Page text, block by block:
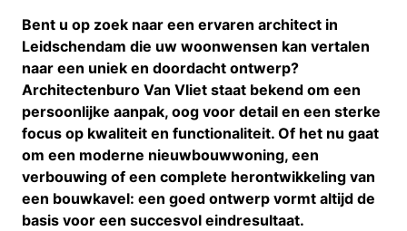
Bent u op zoek naar een ervaren architect in
Leidschendam die uw woonwensen kan vertalen
naar een uniek en doordacht ontwerp?
Architectenburo Van Vliet staat bekend om een
persoonlijke aanpak, oog voor detail en een sterke
focus op kwaliteit en functionaliteit. Of het nu gaat
om een moderne nieuwbouwwoning, een
verbouwing of een complete herontwikkeling van
een bouwkavel: een goed ontwerp vormt altijd de
basis voor een succesvol eindresultaat.